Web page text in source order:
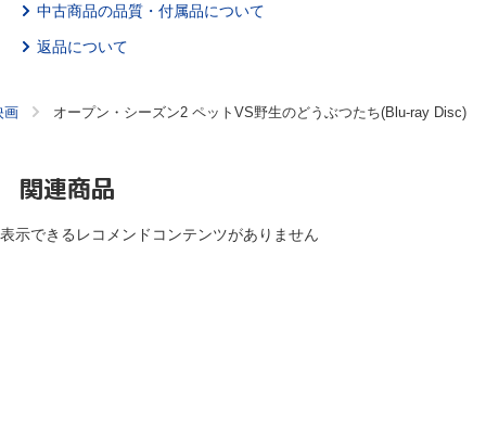
中古商品の品質・付属品について
返品について
画 オープン・シーズン2 ペットVS野生のどうぶつたち(Blu-ray Disc)
関連商品
表示できるレコメンドコンテンツがありません